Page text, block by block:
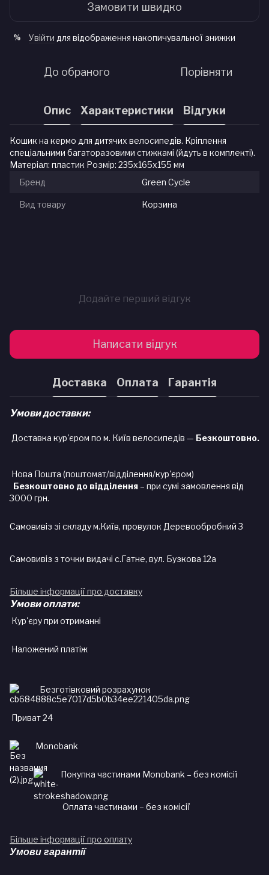
Замовити швидко
% Увійти для відображення накопичувальної знижки
До обраного Порівняти
Опис Характеристики Відгуки
Кошик на кермо для дитячих велосипедів. Кріплення
спеціальними багаторазовими стижкамі (йдуть в комплекті).
Матеріал: пластик Розмір: 235х165х155 мм
Бренд
Green Cycle
Вид товару Корзина
Додайте перший відгук
Написати відгук
Доставка Оплата Гарантія
Умови доставки:
Доставка кур'єром по м. Київ велосипедів — Безкоштовно.
Нова Пошта (поштомат/відділення/кур'єром)
Безкоштовно до відділення – при сумі замовлення від
3000 грн.
Самовивіз зі складу м.Київ, провулок Деревообробний 3
Самовивіз з точки видачі с.Гатне, вул. Бузкова 12а
Більше інформації про доставку
Умови оплати:
Кур'єру при отриманні
Наложений платіж
Безготівковий розрахунок
Приват 24
Monobank
Покупка частинами Monobank – без комісії
Оплата частинами – без комісії
Більше інформації про оплату
Умови гарантії